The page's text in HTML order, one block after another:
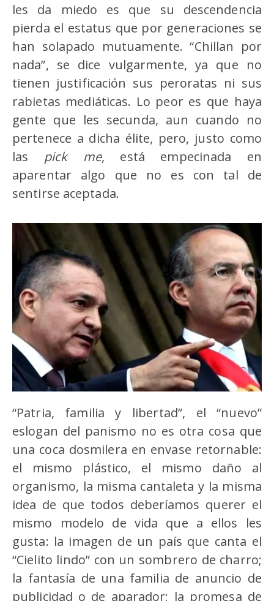
les da miedo es que su descendencia
pierda el estatus que por generaciones se
han solapado mutuamente. “Chillan por
nada”, se dice vulgarmente, ya que no
tienen justificación sus peroratas ni sus
rabietas mediáticas. Lo peor es que haya
gente que les secunda, aun cuando no
pertenece a dicha élite, pero, justo como
las pick me, está empecinada en
aparentar algo que no es con tal de
sentirse aceptada.
“Patria, familia y libertad”, el “nuevo”
eslogan del panismo no es otra cosa que
una coca dosmilera en envase retornable:
el mismo plástico, el mismo daño al
organismo, la misma cantaleta y la misma
idea de que todos deberíamos querer el
mismo modelo de vida que a ellos les
gusta: la imagen de un país que canta el
“Cielito lindo” con un sombrero de charro;
la fantasía de una familia de anuncio de
publicidad o de aparador; la promesa de